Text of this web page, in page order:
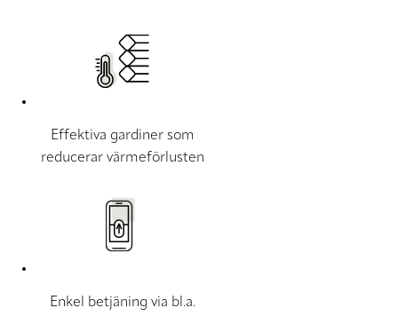
Effektiva gardiner som
reducerar värmeförlusten
Enkel betjäning via bl.a.